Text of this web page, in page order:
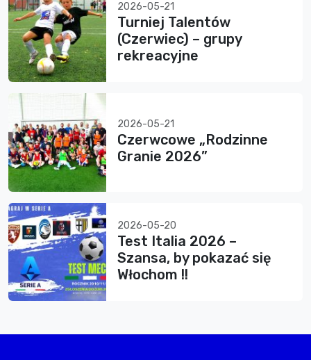
2026-05-21
Turniej Talentów
(Czerwiec) – grupy
rekreacyjne
2026-05-21
Czerwcowe „Rodzinne
Granie 2026”
2026-05-20
Test Italia 2026 –
Szansa, by pokazać się
Włochom !!